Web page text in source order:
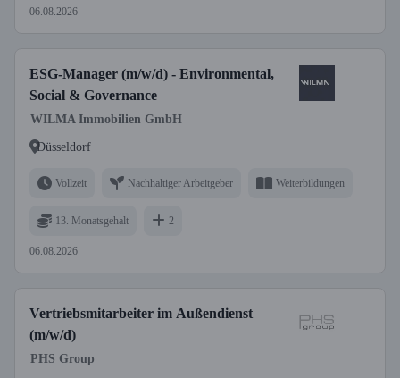
06.08.2026
ESG-Manager (m/w/d) - Environmental,
Social & Governance
WILMA Immobilien GmbH
Düsseldorf
Vollzeit Nachhaltiger Arbeitgeber Weiterbildungen
13. Monatsgehalt 2
06.08.2026
Vertriebsmitarbeiter im Außendienst
(m/w/d)
PHS Group